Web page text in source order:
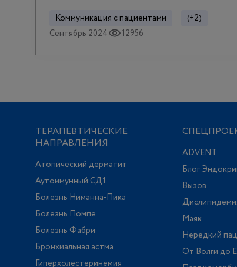
Коммуникация с пациентами
(+2)
Сентябрь 2024
12956
ТЕРАПЕВТИЧЕСКИЕ
НАПРАВЛЕНИЯ
Атопический дерматит
Аутоимунный СД1
Болезнь Ниманна-Пика
Болезнь Помпе
Болезнь Фабри
Бронхиальная астма
Гиперхолестеринемия
ADVENT
Блог
Вызов
Маяк
Нередкий
От Волги до